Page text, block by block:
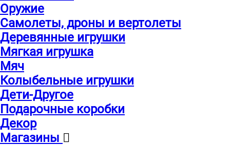
Оружие
Самолеты, дроны и вертолеты
Деревянные игрушки
Мягкая игрушка
Мяч
Колыбельные игрушки
Дети-Другое
Подарочные коробки
Декор
Магазины